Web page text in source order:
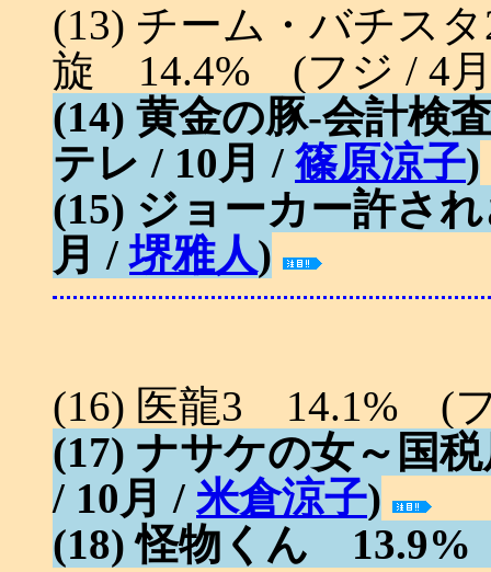
(13) チーム・バチス
旋 14.4% (フジ / 4月
(14) 黄金の豚-会計
テレ / 10月 / 篠原涼子)
(15) ジョーカー許さ
月 /堺雅人)
(16) 医龍3 14.1% (
(17) ナサケの女～国
/ 10月 / 米倉涼子)
(18) 怪物くん